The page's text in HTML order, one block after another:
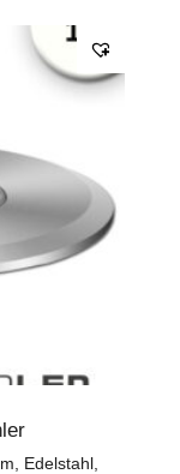
Edelstahl,